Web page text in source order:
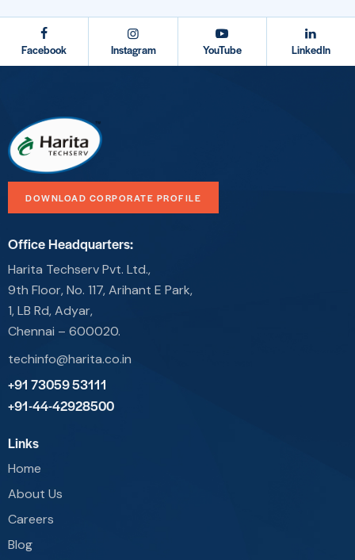
Facebook Instagram YouTube LinkedIn
DOWNLOAD CORPORATE PROFILE
Office Headquarters:
Harita Techserv Pvt. Ltd.,
9th Floor, No. 117, Arihant E Park,
1, LB Rd, Adyar,
Chennai – 600020.
techinfo@harita.co.in
+91 73059 53111
+91-44-42928500
Links
Home
About Us
Careers
Blog